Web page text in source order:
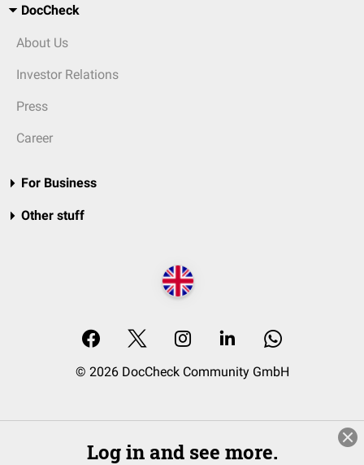
DocCheck
About Us
Investor Relations
Press
Career
For Business
Other stuff
© 2026 DocCheck Community GmbH
Log in and see more.